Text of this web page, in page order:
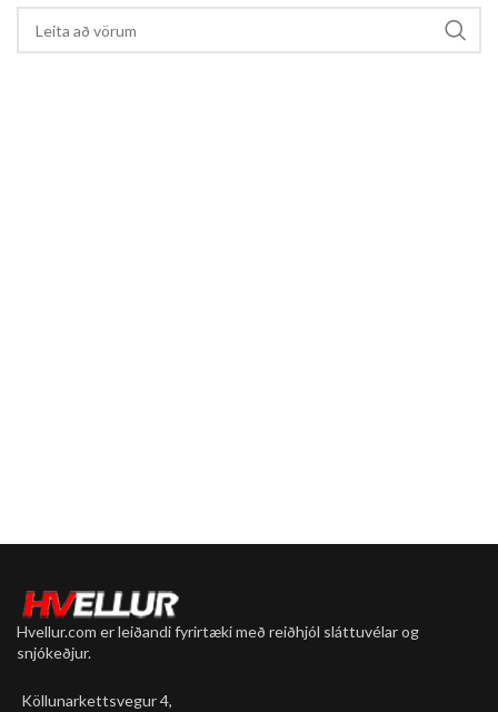
Hvellur.com er leiðandi fyrirtæki með reiðhjól sláttuvélar og
snjókeðjur.
Köllunarkettsvegur 4,